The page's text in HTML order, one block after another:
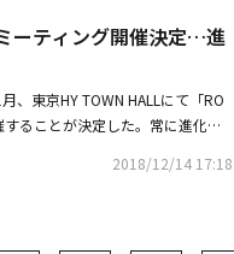
す。また昨年はYouTubeで再生回
ープとして世界1位の新記録を
：10月31日デビューVAVは201
を開催、「Under the moonligh
、ジウが相次いで入隊。現在メ
「I'm ready」など、多彩な楽曲を
際には、座り込み、メンバーに触
。またプレゼント・手紙は場内入
イン会は列が途切れた終了とな
でご参加の方は事前にお並びくだ
・企画：HY ENTERTAINMENT
：00～公演3日前まで※発券開始
ッチ・1曲撮影会＜有料特典会
私物サイン会（個別）2,000円
19/8653/
区平和島1-1-1 BIGFUN平和島B棟
税込）学生割引前売り：￥5,00
学生割引の対象は高校生までと
人確認の出来る身分証（学生証、
）・万が一当日身分証のご提示
様と学生割引のお客様とでは連番
ーティング開催決定…進
、東京HY TOWN HALLにて「RO
することが決定した。常に進化を
○2019年1月9日（水）、1月10日
2018/12/14 17:18